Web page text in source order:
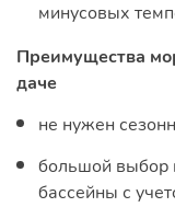
минусовых
Преимущества
даче
не нужен
большой выбор
бассейны с